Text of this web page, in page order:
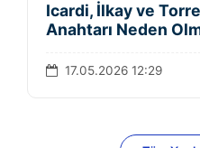
Icardi, İlkay ve
Anahtarı Neden
17.05.2026 12:29